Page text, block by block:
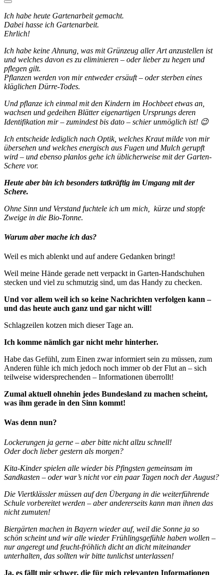
Ich habe heute Gartenarbeit gemacht.
Dabei hasse ich Gartenarbeit.
Ehrlich!
Ich habe keine Ahnung, was mit Grünzeug aller Art anzustellen ist
und welches davon es zu eliminieren – oder lieber zu hegen und
pflegen gilt.
Pflanzen werden von mir entweder ersäuft – oder sterben eines
kläglichen Dürre-Todes.
Und pflanze ich einmal mit den Kindern im Hochbeet etwas an,
wachsen und gedeihen Blätter eigenartigen Ursprungs deren
Identifikation mir – zumindest bis dato – schier unmöglich ist! 😉
Ich entscheide lediglich nach Optik, welches Kraut milde von mir
übersehen und welches energisch aus Fugen und Mulch gerupft
wird – und ebenso planlos gehe ich üblicherweise mit der Garten-
Schere vor.
Heute aber bin ich besonders tatkräftig im Umgang mit der
Schere.
Ohne Sinn und Verstand fuchtele ich um mich, kürze und stopfe
Zweige in die Bio-Tonne.
Warum aber mache ich das?
Weil es mich ablenkt und auf andere Gedanken bringt!
Weil meine Hände gerade nett verpackt in Garten-Handschuhen
stecken und viel zu schmutzig sind, um das Handy zu checken.
Und vor allem weil ich so keine Nachrichten verfolgen kann –
und das heute auch ganz und gar nicht will!
Schlagzeilen kotzen mich dieser Tage an.
Ich komme nämlich gar nicht mehr hinterher.
Habe das Gefühl, zum Einen zwar informiert sein zu müssen, zum
Anderen fühle ich mich jedoch noch immer ob der Flut an – sich
teilweise widersprechenden – Informationen überrollt!
Zumal aktuell ohnehin jedes Bundesland zu machen scheint,
was ihm gerade in den Sinn kommt!
Was denn nun?
Lockerungen ja gerne – aber bitte nicht allzu schnell!
Oder doch lieber gestern als morgen?
Kita-Kinder spielen alle wieder bis Pfingsten gemeinsam im
Sandkasten – oder war’s nicht vor ein paar Tagen noch der August?
Die Viertklässler müssen auf den Übergang in die weiterführende
Schule vorbereitet werden – aber andererseits kann man ihnen das
nicht zumuten!
Biergärten machen in Bayern wieder auf, weil die Sonne ja so
schön scheint und wir alle wieder Frühlingsgefühle haben wollen –
nur angeregt und feucht-fröhlich dicht an dicht miteinander
unterhalten, das sollten wir bitte tunlichst unterlassen!
Ja, es fällt mir schwer, die für mich relevanten Informationen